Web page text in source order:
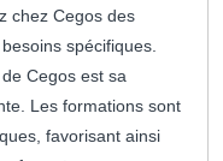
chez Cegos des
spécifiques.
Cegos est sa
Les formations sont
favorisant ainsi